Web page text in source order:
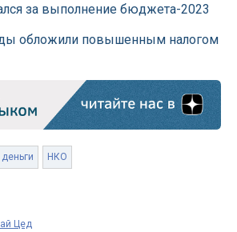
за выполнение бюджета-2023
обложили повышенным налогом
деньги НКО
Цед